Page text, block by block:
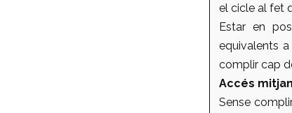
el cicle al fet
Estar en
equivalents
complir cap
Accés
Sense